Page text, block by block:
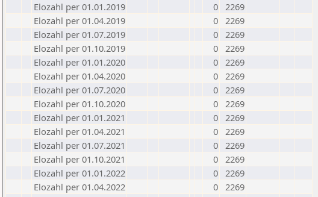
Elozahl per 01.01.2019
0 2269
Elozahl per 01.04.2019
0 2269
Elozahl per 01.07.2019
0 2269
Elozahl per 01.10.2019
0 2269
Elozahl per 01.01.2020
0 2269
Elozahl per 01.04.2020
0 2269
Elozahl per 01.07.2020
0 2269
Elozahl per 01.10.2020
0 2269
Elozahl per 01.01.2021
0 2269
Elozahl per 01.04.2021
0 2269
Elozahl per 01.07.2021
0 2269
Elozahl per 01.10.2021
0 2269
Elozahl per 01.01.2022
0 2269
Elozahl per 01.04.2022
0 2269